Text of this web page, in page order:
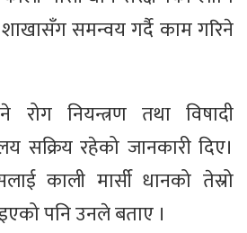
समन्वय गर्दै काम गरिने
नियन्त्रण तथा विषादी
सक्रिय रहेको जानकारी दिए।
काली मार्सी धानको तेस्रो
पनि उनले बताए ।